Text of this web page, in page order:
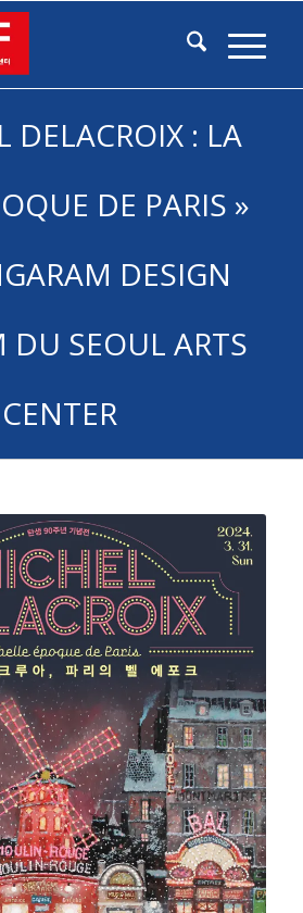
DELACROIX : LA
DE PARIS »
DESIGN
DU SEOUL ARTS
CENTER